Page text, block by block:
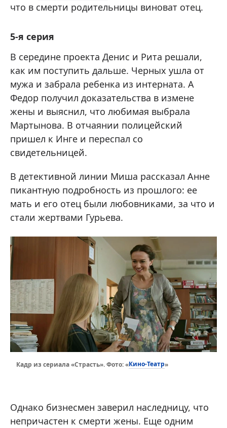
что в смерти родительницы виноват отец.
5-я серия
В середине проекта Денис и Рита решали,
как им поступить дальше. Черных ушла от
мужа и забрала ребенка из интерната. А
Федор получил доказательства в измене
жены и выяснил, что любимая выбрала
Мартынова. В отчаянии полицейский
пришел к Инге и переспал со
свидетельницей.
В детективной линии Миша рассказал Анне
пикантную подробность из прошлого: ее
мать и его отец были любовниками, за что и
стали жертвами Гурьева.
Кадр из сериала «Страсть». Фото: «Кино-Театр»
Однако бизнесмен заверил наследницу, что
непричастен к смерти жены. Еще одним